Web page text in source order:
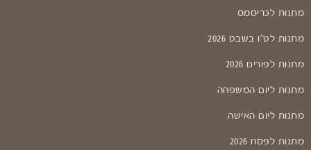
מתנות לכריסמס
מתנות לט"ו בשבט 2026
מתנות לפורים 2026
מתנות ליום המשפחה
מתנות ליום האישה
מתנות לפסח 2026